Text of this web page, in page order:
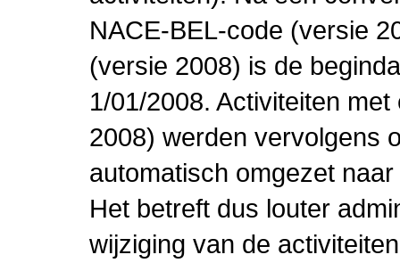
NACE-BEL-code (versie
(versie 2008) is de
1/01/2008. Activiteiten
2008) werden vervolgens
automatisch omgezet
Het betreft dus louter
wijziging van de